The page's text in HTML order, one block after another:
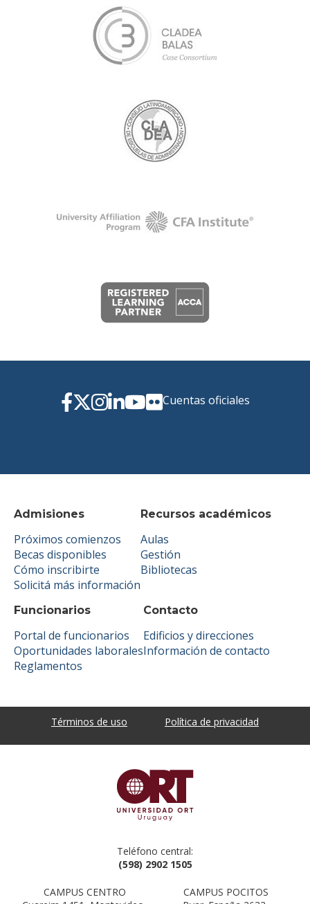
Admisiones
Próximos comienzos
Becas disponibles
Cómo inscribirte
Solicitá más información
Recursos académicos
Aulas
Gestión
Bibliotecas
Funcionarios
Portal de funcionarios
Oportunidades laborales
Reglamentos
Contacto
Edificios y direcciones
Información de contacto
Cuentas oficiales
Términos de uso Política de privacidad
Teléfono central:
(598) 2902 1505
CAMPUS CENTRO
CAMPUS POCITOS